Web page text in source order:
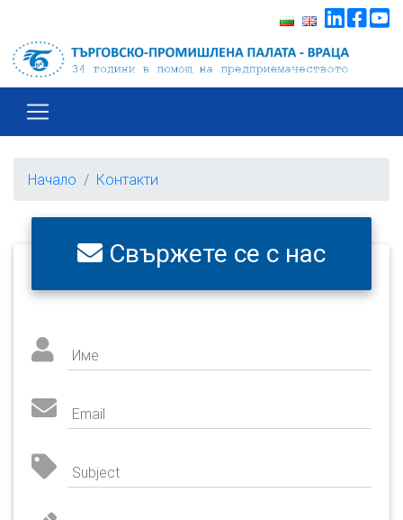
Начало Контакти
Свържете се с нас
Име
Email
Subject